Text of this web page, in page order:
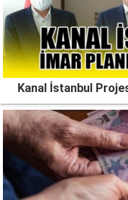
Kanal İstanbul